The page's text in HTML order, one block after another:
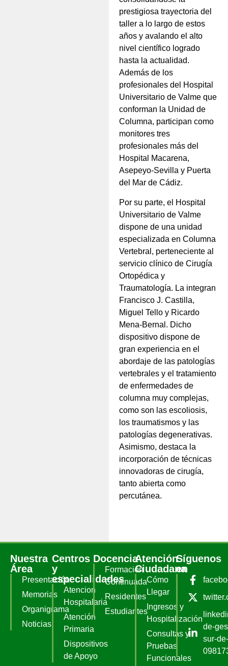
prestigiosa trayectoria del
taller a lo largo de estos
años y avalando el alto
nivel científico logrado
hasta la actualidad.
Además de los
profesionales del Hospital
Universitario de Valme que
conforman la Unidad de
Columna, participan como
monitores tres
profesionales más del
Hospital Macarena,
Asepeyo-Sevilla y Puerta
del Mar de Cádiz.
Por su parte, el Hospital
Universitario de Valme
dispone de una unidad
especializada en Columna
Vertebral, perteneciente al
servicio clínico de Cirugía
Ortopédica y
Traumatología. La integran
Francisco J. Castilla,
Miguel Tello y Ricardo
Mena-Bernal. Dicho
dispositivo dispone de
gran experiencia en el
abordaje de las patologías
vertebrales y el tratamiento
de enfermedades de
columna muy complejas,
como son las escoliosis,
los traumatismos y las
patologías degenerativas.
Asimismo, destaca la
incorporación de técnicas
innovadoras de cirugía,
tanto abierta como
percutánea.
Nuestra
Área
Presentación
Memorias
Organigrama
Noticias
Centros
y
especialidades
Atencion
Hospitalaria
Atención
Primaria
Dispositivos
de Apoyo
Docencia
Formación
Continuada
Residentes
Estudiantes
Atención
Ciudadana
Cómo
Llegar
Ingresos y
Hospitalización
Consultas y
Pruebas
Funcionales
Síguenos
en
de-
sur-